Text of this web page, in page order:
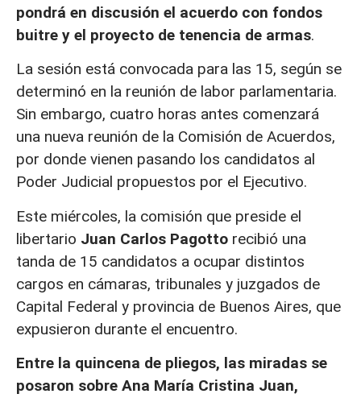
pondrá en discusión el acuerdo con fondos
buitre y el proyecto de tenencia de armas.
La sesión está convocada para las 15, según se
determinó en la reunión de labor parlamentaria.
Sin embargo, cuatro horas antes comenzará
una nueva reunión de la Comisión de Acuerdos,
por donde vienen pasando los candidatos al
Poder Judicial propuestos por el Ejecutivo.
Este miércoles, la comisión que preside el
libertario Juan Carlos Pagotto recibió una
tanda de 15 candidatos a ocupar distintos
cargos en cámaras, tribunales y juzgados de
Capital Federal y provincia de Buenos Aires, que
expusieron durante el encuentro.
Entre la quincena de pliegos, las miradas se
posaron sobre Ana María Cristina Juan,